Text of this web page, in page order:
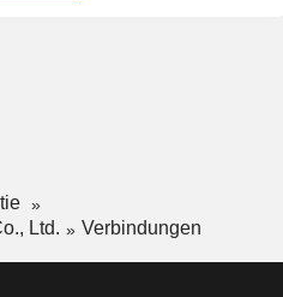
Ltd.
Verbindungen